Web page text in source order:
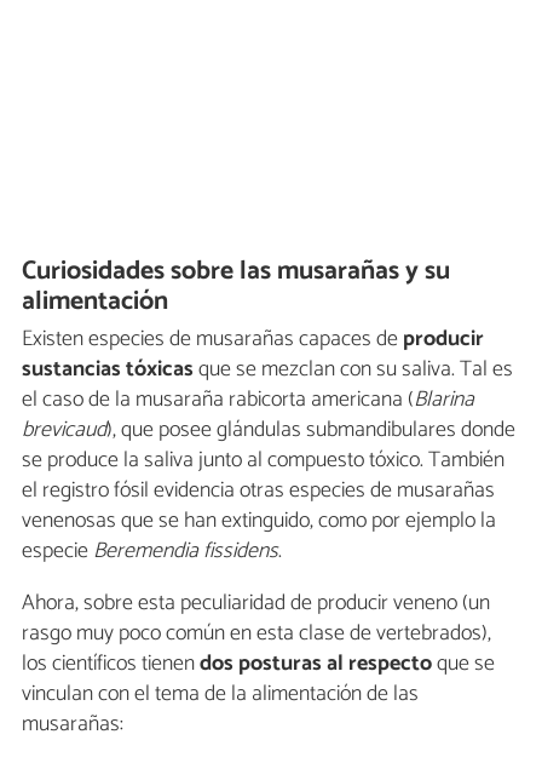
Curiosidades sobre las musarañas y su
alimentación
Existen especies de musarañas capaces deproducir
sustancias tóxicasque se mezclan con su saliva. Tal es
el caso de la musaraña rabicorta americana (Blarina
brevicaud), que posee glándulas submandibulares donde
se produce la saliva junto al compuesto tóxico. También
el registro fósil evidencia otras especies de musarañas
venenosas que se han extinguido, como por ejemplo la
especieBeremendia fissidens.
Ahora, sobre esta peculiaridad de producir veneno (un
rasgo muy poco común en esta clase de vertebrados),
los científicos tienendos posturas al respectoque se
vinculan con el tema de la alimentación de las
musarañas: